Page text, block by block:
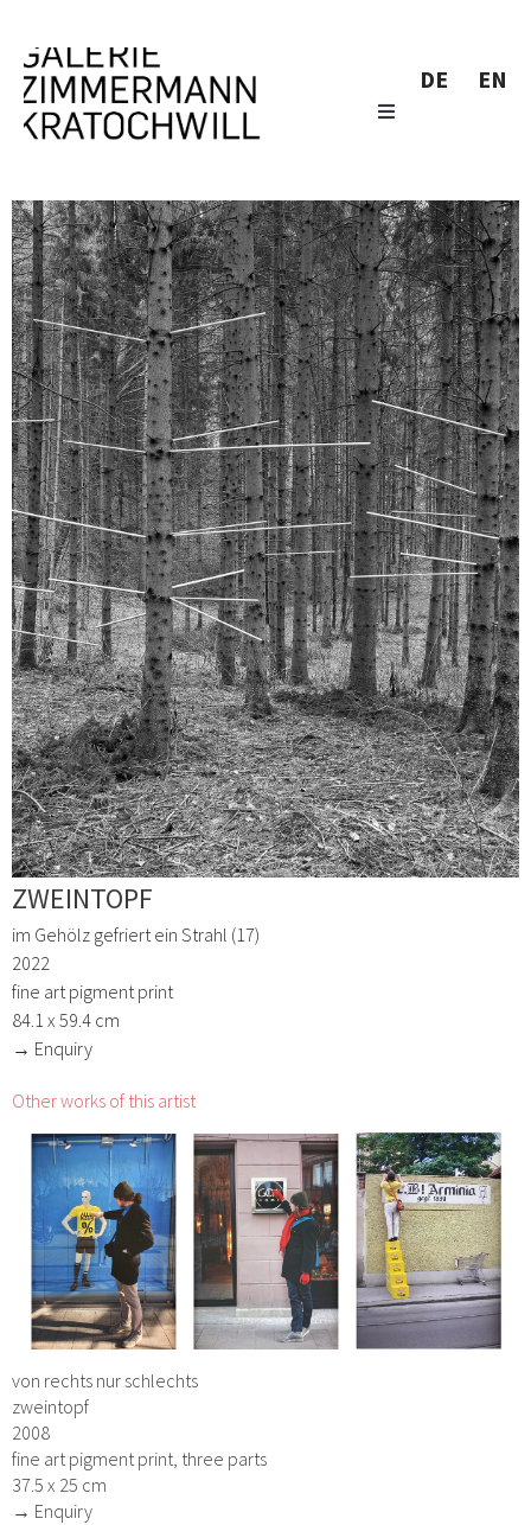
DE EN
ZWEINTOPF
im Gehölz gefriert ein Strahl (17)
2022
fine art pigment print
84.1 x 59.4 cm
→ Enquiry
Other works of this artist
von rechts nur schlechts
zweintopf
2008
fine art pigment print, three parts
37.5 x 25 cm
→ Enquiry